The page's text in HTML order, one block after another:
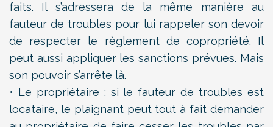
faits. Il s’adressera de la même manière au
fauteur de troubles pour lui rappeler son devoir
de respecter le règlement de copropriété. Il
peut aussi appliquer les sanctions prévues. Mais
son pouvoir s’arrête là.
• Le propriétaire : si le fauteur de troubles est
locataire, le plaignant peut tout à fait demander